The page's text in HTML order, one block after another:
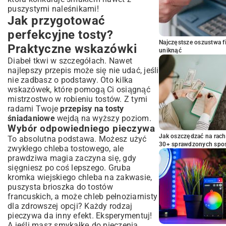
puszystymi naleśnikami!
Jak przygotować
perfekcyjne tosty?
Praktyczne wskazówki
Diabeł tkwi w szczegółach. Nawet
najlepszy przepis może się nie udać, jeśli
nie zadbasz o podstawy. Oto kilka
wskazówek, które pomogą Ci osiągnąć
mistrzostwo w robieniu tostów. Z tymi
radami Twojeprzepisy na tosty
śniadaniowewejdą na wyższy poziom.
Wybór odpowiedniego pieczywa
To absolutna podstawa. Możesz użyć
zwykłego chleba tostowego, ale
prawdziwa magia zaczyna się, gdy
sięgniesz po coś lepszego. Gruba
kromka wiejskiego chleba na zakwasie,
puszysta brioszka do tostów
francuskich, a może chleb pełnoziarnisty
dla zdrowszej opcji? Każdy rodzaj
pieczywa da inny efekt. Eksperymentuj!
Najczęstsze oszustwa
uniknąć
Jak oszczędzać na
30+ sprawdzonych